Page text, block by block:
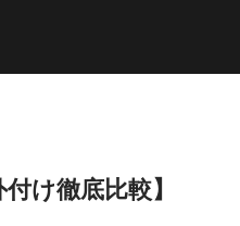
け徹底比較】